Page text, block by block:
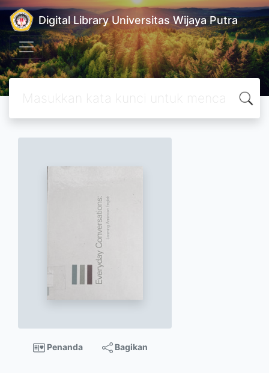
Digital Library Universitas Wijaya Putra
Penanda Bagikan